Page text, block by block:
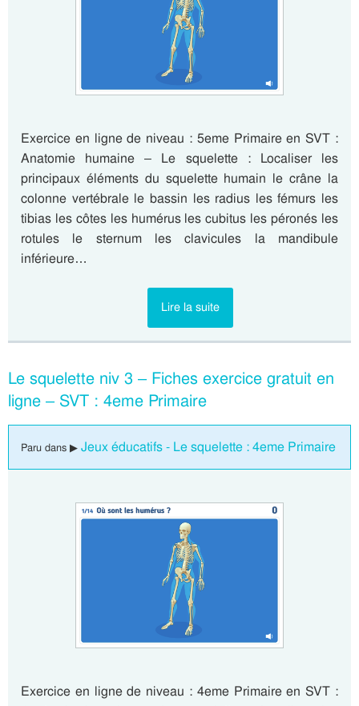
Exercice en ligne de niveau : 5eme Primaire en SVT :
Anatomie humaine – Le squelette : Localiser les
principaux éléments du squelette humain le crâne la
colonne vertébrale le bassin les radius les fémurs les
tibias les côtes les humérus les cubitus les péronés les
rotules le sternum les clavicules la mandibule
inférieure…
Lire la suite
Le squelette niv 3 – Fiches exercice gratuit en
ligne – SVT : 4eme Primaire
Paru dans ▶ Jeux éducatifs - Le squelette : 4eme Primaire
Exercice en ligne de niveau : 4eme Primaire en SVT :